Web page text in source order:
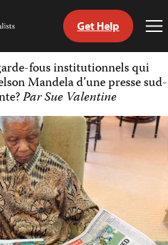
Get Help
fous institutionnels qui
Mandela d’une presse sud-
Par Sue Valentine